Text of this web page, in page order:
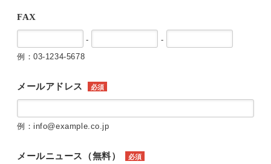
FAX
-
-
例：03-1234-5678
メールアドレス 必須
例：info@example.co.jp
メールニュース（無料） 必須